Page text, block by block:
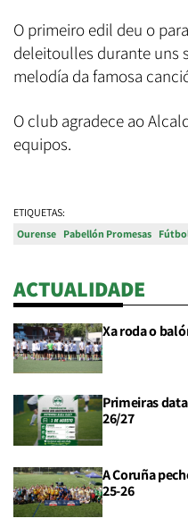
O primeiro edil deu o
deleitoulles durante uns
melodía da famosa
O club agradece ao
equipos.
ETIQUETAS:
Ourense Pabellón Promesas
ACTUALIDADE
Xa roda o
Primeiras
26/27
A Coruña
25-26